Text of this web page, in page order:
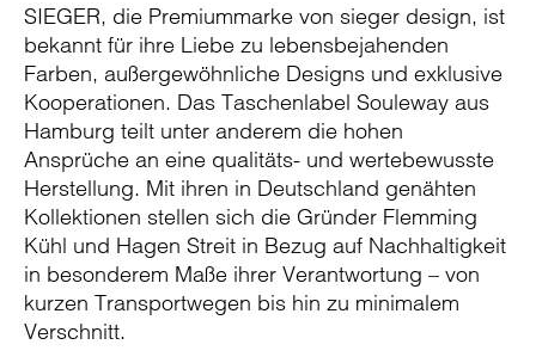
SIEGER, die Premiummarke von sieger design, ist
bekannt für ihre Liebe zu lebensbejahenden
Farben, außergewöhnliche Designs und exklusive
Kooperationen. Das Taschenlabel Souleway aus
Hamburg teilt unter anderem die hohen
Ansprüche an eine qualitäts- und wertebewusste
Herstellung. Mit ihren in Deutschland genähten
Kollektionen stellen sich die Gründer Flemming
Kühl und Hagen Streit in Bezug auf Nachhaltigkeit
in besonderem Maße ihrer Verantwortung – von
kurzen Transportwegen bis hin zu minimalem
Verschnitt.